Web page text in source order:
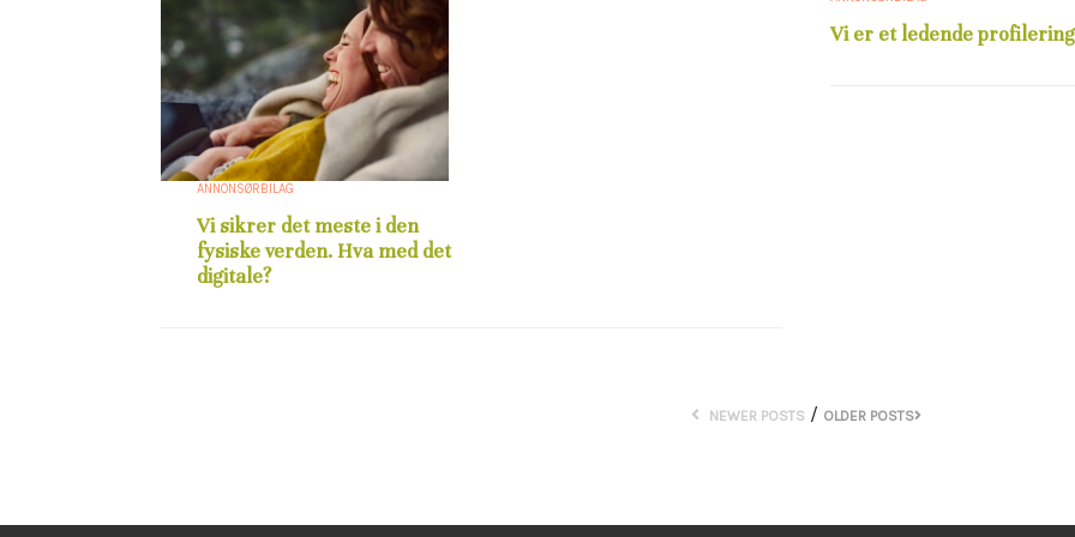
ANNONSØRBILAG
Vi sikrer det meste i den
fysiske verden. Hva med det
digitale?
Vi er et ledende
NEWER POSTS / OLDER POSTS